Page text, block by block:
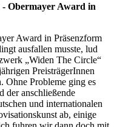
Obermayer Award in
Award in Präsenzform
ausfallen musste, lud
„Widen The Circle“
PreisträgerInnen
Ohne Probleme ging es
der anschließende
und internationalen
ab, einige